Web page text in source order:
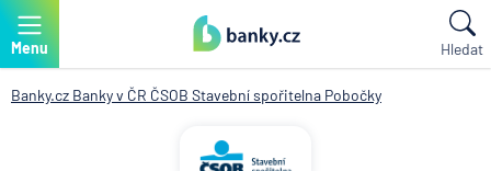
Menu Hledat
Banky.cz Banky v ČR ČSOB Stavební spořitelna Pobočky